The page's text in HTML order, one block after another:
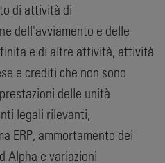
di attività di
dell'avviamento e delle
e di altre attività, attività
e crediti che non sono
delle unità
legali rilevanti,
ERP, ammortamento dei
Alpha e variazioni